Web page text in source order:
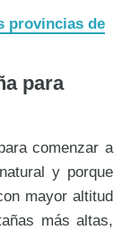
provincias de
para
comenzar a
y porque
mayor altitud
más altas,